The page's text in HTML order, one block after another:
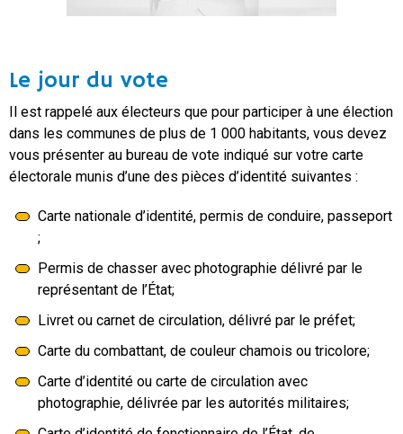
Le jour du vote
Il est rappelé aux électeurs que pour participer à une élection
dans les communes de plus de 1 000 habitants, vous devez
vous présenter au bureau de vote indiqué sur votre carte
électorale munis d’une des pièces d’identité suivantes :
Carte nationale d’identité, permis de conduire, passeport
;
Permis de chasser avec photographie délivré par le
représentant de l’État;
Livret ou carnet de circulation, délivré par le préfet;
Carte du combattant, de couleur chamois ou tricolore;
Carte d’identité ou carte de circulation avec
photographie, délivrée par les autorités militaires;